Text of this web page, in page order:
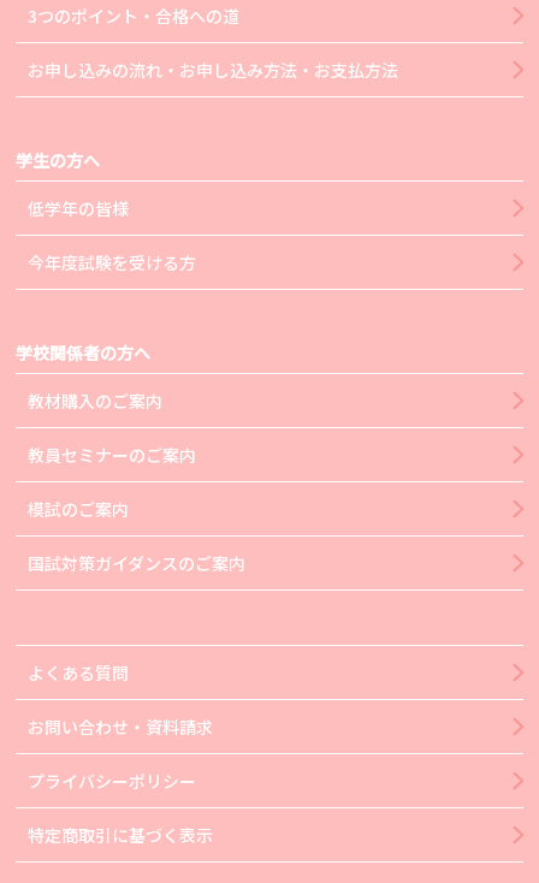
3つのポイント・合格への道
お申し込みの流れ・お申し込み方法・お支払方法
学生の方へ
低学年の皆様
今年度試験を受ける方
学校関係者の方へ
教材購入のご案内
教員セミナーのご案内
模試のご案内
国試対策ガイダンスのご案内
よくある質問
お問い合わせ・資料請求
プライバシーポリシー
特定商取引に基づく表示